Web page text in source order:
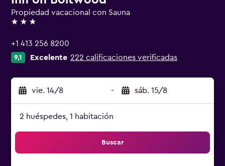
Propiedad vacacional con Sauna
3 estrellas
+1 413 256 8200
9,1 Excelente 222 calificaciones verificadas
vie. 14/8 - sáb. 15/8
2 huéspedes, 1 habitación
Buscar